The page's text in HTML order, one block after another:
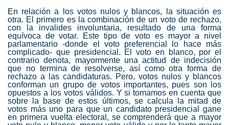
En relación a los votos nulos y blancos, la situación es
otra. El primero es la combinación de un voto de rechazo,
con la invalides involuntaria, resultado de una forma
equívoca de votar. Este tipo de voto es mayor a nivel
parlamentario -donde el voto preferencial lo hace más
complicado- que presidencial. El voto en blanco, por el
contrario denota, mayormente una actitud de indecisión
que no termina de resolverse, así como otra forma de
rechazo a las candidaturas. Pero, votos nulos y blancos
conforman un grupo de votos importantes, pues son los
opuestos a los votos válidos. Y si tomamos en cuenta que
sobre la base de estos últimos, se calcula la mitad de
votos más uno para que un candidato presidencial gane
en primera vuelta electoral, se comprenderá que a mayor